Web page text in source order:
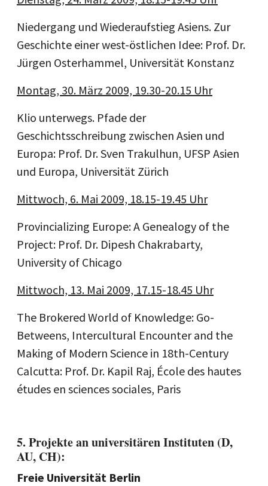
Niedergang und Wiederaufstieg Asiens. Zur
Geschichte einer west-östlichen Idee: Prof. Dr.
Jürgen Osterhammel, Universität Konstanz
Montag, 30. März 2009, 19.30-20.15 Uhr
Klio unterwegs. Pfade der
Geschichtsschreibung zwischen Asien und
Europa: Prof. Dr. Sven Trakulhun, UFSP Asien
und Europa, Universität Zürich
Mittwoch, 6. Mai 2009, 18.15-19.45 Uhr
Provincializing Europe: A Genealogy of the
Project: Prof. Dr. Dipesh Chakrabarty,
University of Chicago
Mittwoch, 13. Mai 2009, 17.15-18.45 Uhr
The Brokered World of Knowledge: Go-
Betweens, Intercultural Encounter and the
Making of Modern Science in 18th-Century
Calcutta: Prof. Dr. Kapil Raj, École des hautes
études en sciences sociales, Paris
5. Projekte an universitären Instituten (D,
AU, CH):
Freie Universität Berlin